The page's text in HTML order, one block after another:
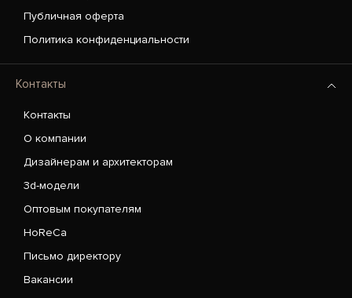
Публичная оферта
Политика конфиденциальности
Контакты
Контакты
О компании
Дизайнерам и архитекторам
3d-модели
Оптовым покупателям
HoReCa
Письмо директору
Вакансии